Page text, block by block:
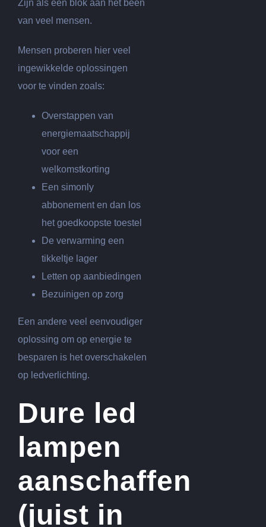
Zijn als een blok aan het been
van veel mensen.
Mensen proberen hier veel
ingewikkelde oplossingen
voor te vinden zoals:
Overstappen van
energiemaatschappij
voor een
welkomstkorting
Een simonly
abbonement en dan los
het goedkoopste toestel
De verwarming een
tikkeltje lager
Letten op aanbiedingen
Bezuinigen op zorg
Een andere veel eenvoudiger
oplossing om op energie te
besparen is het overschakelen
op ledverlichting.
Dure led
lampen
aanschaffen
(juist in